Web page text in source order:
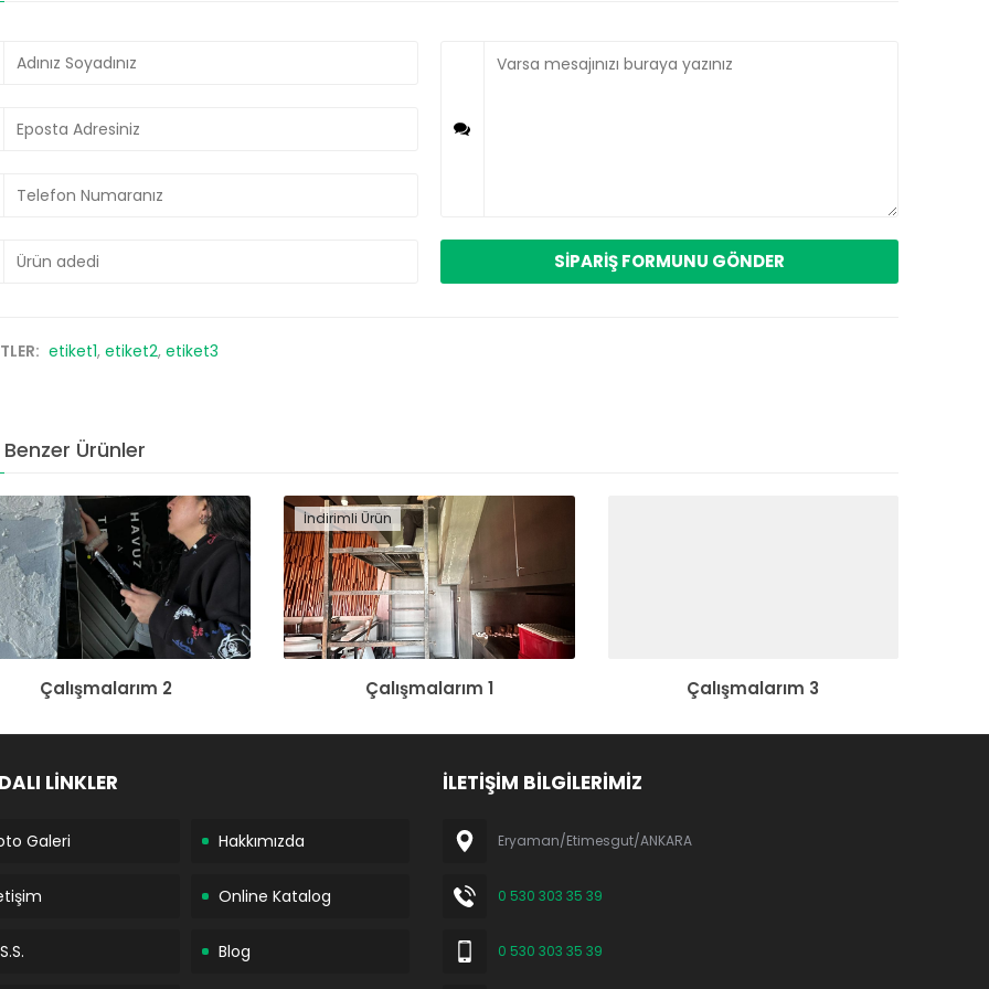
etiket1, etiket2, etiket3
Benzer Ürünler
Çalışmalarım 2
İndirimli Ürün
Çalışmalarım 1 Çalışmalarım 3
LİNKLER
Galeri Hakkımızda
Online Katalog
Blog
İLETİŞİM BİLGİLERİMİZ
Eryaman/Etimesgut/ANKARA
0 530 303 35 39
0 530 303 35 39